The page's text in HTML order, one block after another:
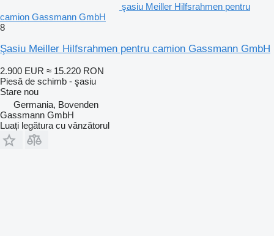
şasiu Meiller Hilfsrahmen pentru
camion Gassmann GmbH
8
Şasiu Meiller Hilfsrahmen pentru camion Gassmann GmbH
2.900 EUR ≈ 15.220 RON
Piesă de schimb - şasiu
Stare nou
Germania, Bovenden
Gassmann GmbH
Luați legătura cu vânzătorul